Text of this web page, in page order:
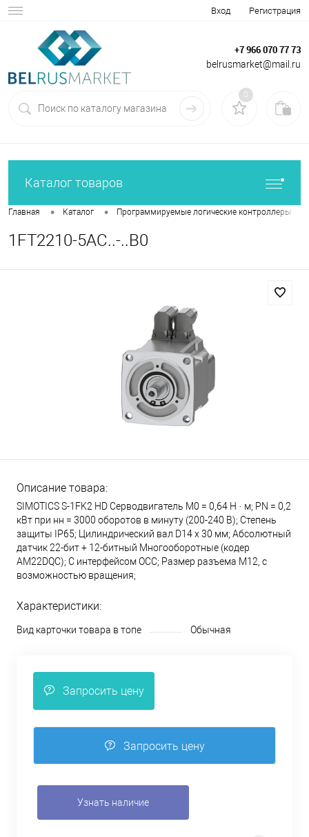
Вход Регистрация
+7 966 070 77 73
belrusmarket@mail.ru
0
Каталог товаров
Главная • Каталог • Программируемые логические контроллеры
1FT2210-5AC..-..B0
Описание товара:
SIMOTICS S-1FK2 HD Серводвигатель М0 = 0,64 Н · м; PN = 0,2
кВт при нн = 3000 оборотов в минуту (200-240 В); Степень
защиты IP65; Цилиндрический вал D14 х 30 мм; Абсолютный
датчик 22-бит + 12-битный Многооборотные (кодер
AM22DQC); С интерфейсом OCC; Размер разъема M12, с
возможностью вращения;
Характеристики:
Вид карточки товара в топе Обычная
Запросить цену
Запросить цену
Узнать наличие